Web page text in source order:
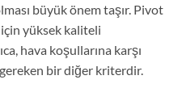
büyük önem taşır. Pivot
yüksek kaliteli
hava koşullarına karşı
bir diğer kriterdir.